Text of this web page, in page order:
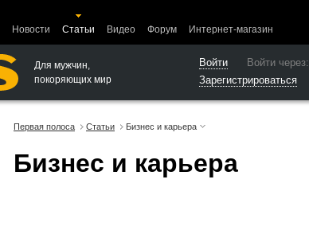
Новости Статьи Видео Форум Интернет-магазин
Для мужчин,
покоряющих мир
Войти
Войти через:
Зарегистрироваться
Первая полоса Статьи Бизнес и карьера
Бизнес и карьера